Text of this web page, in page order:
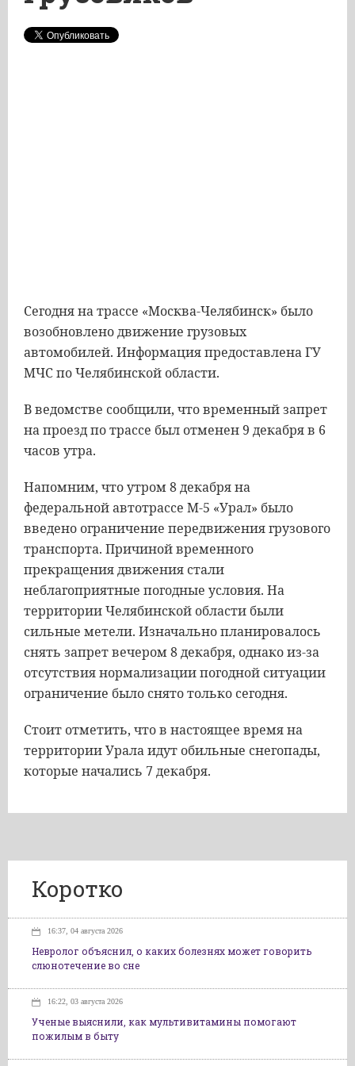
Сегодня на трассе «Москва-Челябинск» было
возобновлено движение грузовых
автомобилей. Информация предоставлена ГУ
МЧС по Челябинской области.
В ведомстве сообщили, что временный запрет
на проезд по трассе был отменен 9 декабря в 6
часов утра.
Напомним, что утром 8 декабря на
федеральной автотрассе М-5 «Урал» было
введено ограничение передвижения грузового
транспорта. Причиной временного
прекращения движения стали
неблагоприятные погодные условия. На
территории Челябинской области были
сильные метели. Изначально планировалось
снять запрет вечером 8 декабря, однако из-за
отсутствия нормализации погодной ситуации
ограничение было снято только сегодня.
Стоит отметить, что в настоящее время на
территории Урала идут обильные снегопады,
которые начались 7 декабря.
Коротко
16:37, 04 августа 2026
Невролог объяснил, о каких болезнях может говорить
слюнотечение во сне
16:22, 03 августа 2026
Ученые выяснили, как мультивитамины помогают
пожилым в быту